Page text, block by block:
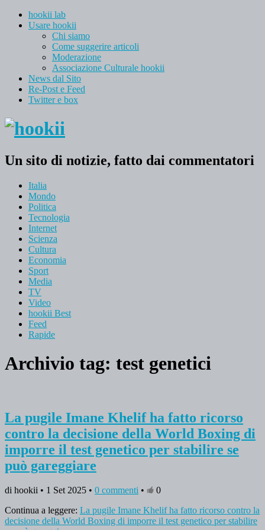
hookii lab
Usare hookii
Chi siamo
Come suggerire articoli
Moderazione
Associazione Culturale hookii
News dal Sito
Re-Post e Feed
Twitter e box
Un sito di notizie, fatto dai commentatori
Italia
Mondo
Politica
Tecnologia
Internet
Scienza
Cultura
Economia
Sport
Media
TV
Video
hookii Best
Feed
Rapide
Archivio tag: test genetici
La pugile Imane Khelif ha fatto ricorso
contro la decisione della World Boxing di
imporre il test genetico per stabilire se
può gareggiare
di hookii • 1 Set 2025 • 0 commenti •
0
Continua a leggere: La pugile Imane Khelif ha fatto ricorso contro la
decisione della World Boxing di imporre il test genetico per stabilire